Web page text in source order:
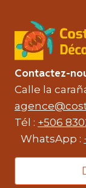
Contactez-
Calle la
Tél : +506
WhatsApp :